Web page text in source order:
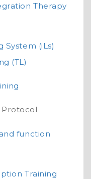
Therapy
System (iLs)
(TL)
Protocol
function
Training